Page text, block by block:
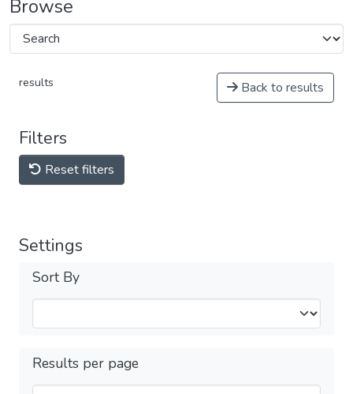
Browse
results Back to results
Filters
Reset filters
Settings
Sort By
Results per page